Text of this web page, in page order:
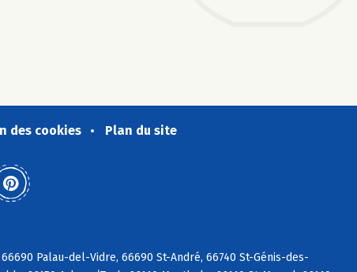
des cookies Plan du site
Palau-del-Vidre, 66690 St-André, 66740 St-Génis-des-